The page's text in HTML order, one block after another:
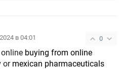
0
в 04:01
buying from online
or mexican pharmaceuticals